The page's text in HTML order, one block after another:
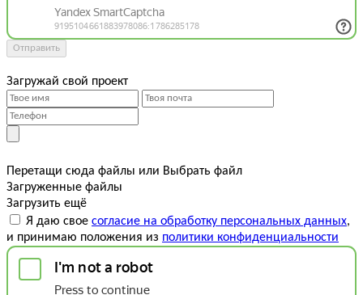
Отправить
Загружай свой проект
Перетащи сюда файлы или Выбрать файл
Загруженные файлы
Загрузить ещё
Я даю свое согласие на обработку персональных данных,
и принимаю положения из политики конфиденциальности